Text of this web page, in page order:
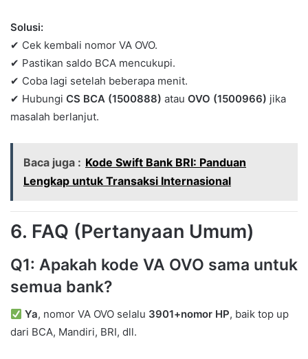
Solusi:
✔ Cek kembali nomor VA OVO.
✔ Pastikan saldo BCA mencukupi.
✔ Coba lagi setelah beberapa menit.
✔ Hubungi CS BCA (1500888) atau OVO (1500966) jika
masalah berlanjut.
Baca juga : Kode Swift Bank BRI: Panduan
Lengkap untuk Transaksi Internasional
6. FAQ (Pertanyaan Umum)
Q1: Apakah kode VA OVO sama untuk
semua bank?
Ya, nomor VA OVO selalu 3901+nomor HP, baik top up
dari BCA, Mandiri, BRI, dll.